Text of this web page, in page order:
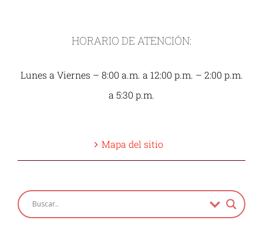
HORARIO DE ATENCIÓN:
Lunes a Viernes – 8:00 a.m. a 12:00 p.m. – 2:00 p.m.
a 5:30 p.m.
Mapa del sitio